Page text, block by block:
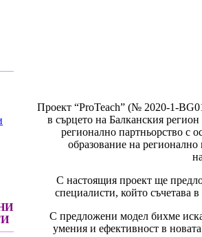
Проект “ProTeach” (№ 2020-1-
в сърцето на Балканския
регионално партньорство с
образование на
С настоящия проект ще
специалисти, който съчетава
С предложени модел бихме
умения и ефективност в